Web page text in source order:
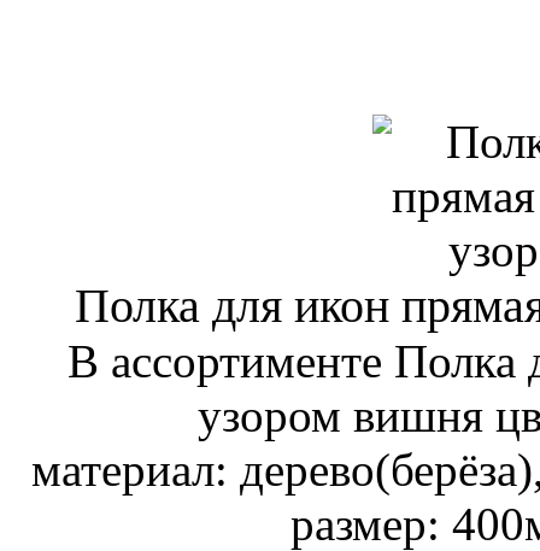
Полка для икон
В ассортименте
узором вишня
материал:
размер: